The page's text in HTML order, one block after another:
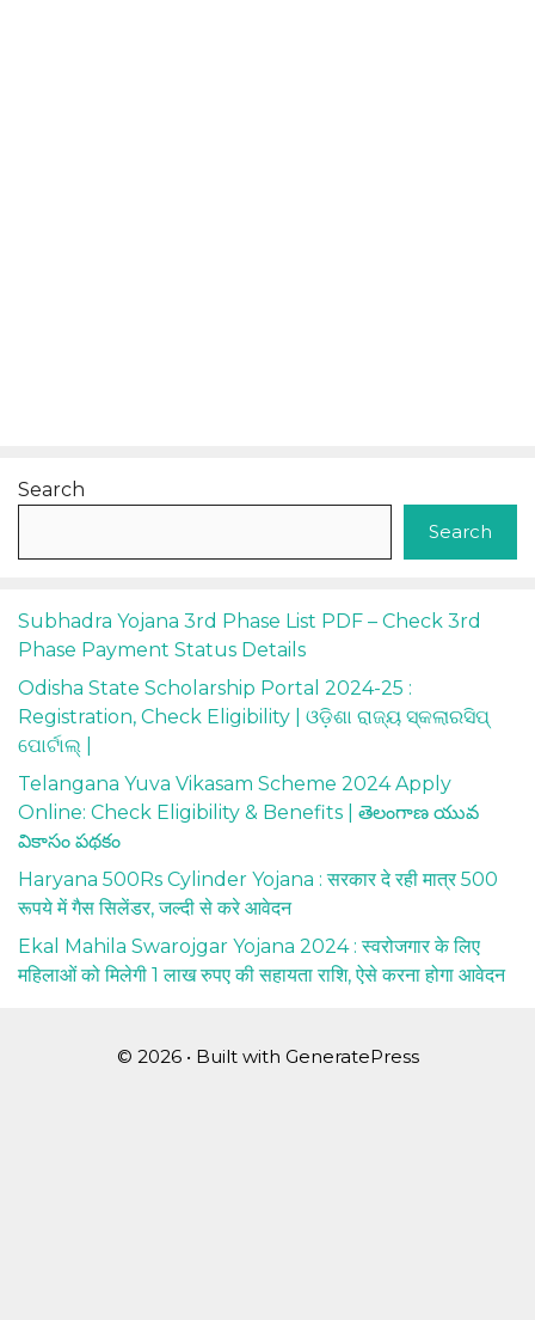
Search
Search
Subhadra Yojana 3rd Phase List PDF – Check 3rd
Phase Payment Status Details
Odisha State Scholarship Portal 2024-25 :
Registration, Check Eligibility | ଓଡ଼ିଶା ରାଜ୍ୟ ସ୍କଲାରସିପ୍
ପୋର୍ଟାଲ୍ |
Telangana Yuva Vikasam Scheme 2024 Apply
Online: Check Eligibility & Benefits | తెలంగాణ యువ
వికాసం పథకం
Haryana 500Rs Cylinder Yojana : सरकार दे रही मात्र 500
रूपये में गैस सिलेंडर, जल्दी से करे आवेदन
Ekal Mahila Swarojgar Yojana 2024 : स्वरोजगार के लिए
महिलाओं को मिलेगी 1 लाख रुपए की सहायता राशि, ऐसे करना होगा आवेदन
© 2026 • Built with GeneratePress